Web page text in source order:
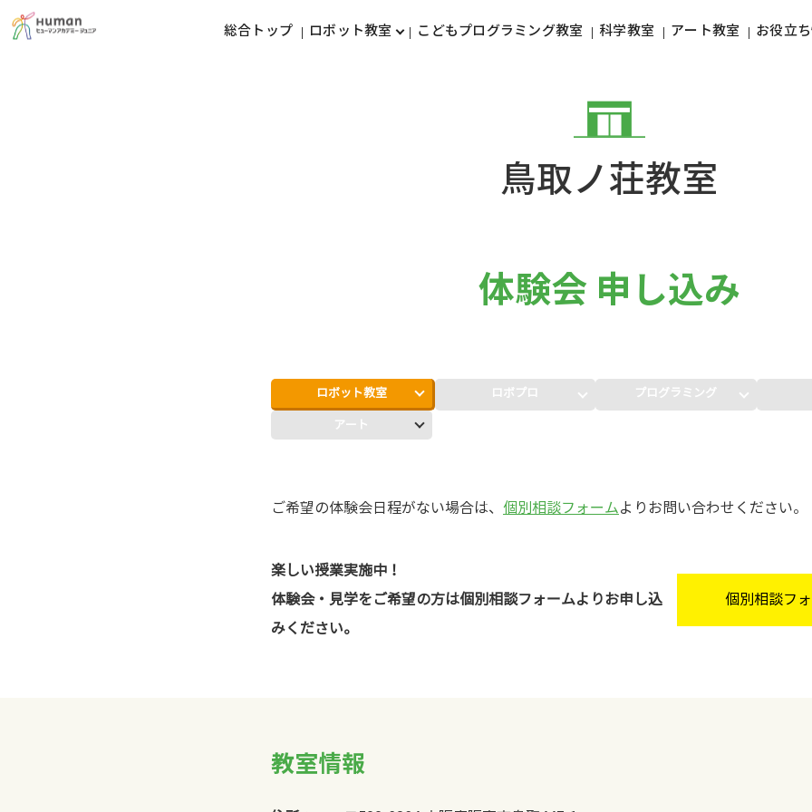
総合トップ ロボット教室 こどもプログラミング教室 科学教室 アート教室 お役立
鳥取ノ荘教室
体験会 申し込み
ロボット教室 ロボプロ プログラミング
アート
ご希望の体験会日程がない場合は、 個別相談フォームよりお問い合わせください。
楽しい授業実施中！
体験会・見学をご希望の方は個別相談フォームよりお申し込
みください。
個別相談フ
教室情報